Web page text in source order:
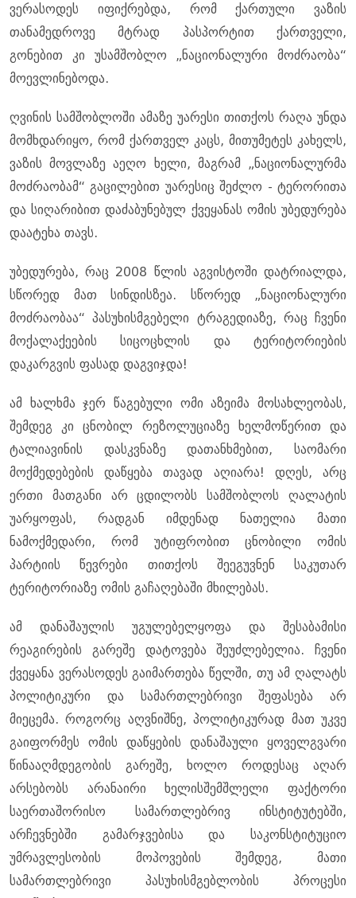
ვერასოდეს იფიქრებდა, რომ ქართული ვაზის
თანამედროვე მტრად პასპორტით ქართველი,
გონებით კი უსამშობლო „ნაციონალური მოძრაობა“
მოევლინებოდა.
ღვინის სამშობლოში ამაზე უარესი თითქოს რაღა უნდა
მომხდარიყო, რომ ქართველ კაცს, მითუმეტეს კახელს,
ვაზის მოვლაზე აეღო ხელი, მაგრამ „ნაციონალურმა
მოძრაობამ“ გაცილებით უარესიც შეძლო - ტერორითა
და სიღარიბით დაძაბუნებულ ქვეყანას ომის უბედურება
დაატეხა თავს.
უბედურება, რაც 2008 წლის აგვისტოში დატრიალდა,
სწორედ მათ სინდისზეა. სწორედ „ნაციონალური
მოძრაობაა“ პასუხისმგებელი ტრაგედიაზე, რაც ჩვენი
მოქალაქეების სიცოცხლის და ტერიტორიების
დაკარგვის ფასად დაგვიჯდა!
ამ ხალხმა ჯერ წაგებული ომი აზეიმა მოსახლეობას,
შემდეგ კი ცნობილ რეზოლუციაზე ხელმოწერით და
ტალიავინის დასკვნაზე დათანხმებით, საომარი
მოქმედებების დაწყება თავად აღიარა! დღეს, არც
ერთი მათგანი არ ცდილობს სამშობლოს ღალატის
უარყოფას, რადგან იმდენად ნათელია მათი
ნამოქმედარი, რომ უტიფრობით ცნობილი ომის
პარტიის წევრები თითქოს შეეგუვნენ საკუთარ
ტერიტორიაზე ომის გაჩაღებაში მხილებას.
ამ დანაშაულის უგულებელყოფა და შესაბამისი
რეაგირების გარეშე დატოვება შეუძლებელია. ჩვენი
ქვეყანა ვერასოდეს გაიმართება წელში, თუ ამ ღალატს
პოლიტიკური და სამართლებრივი შეფასება არ
მიეცემა. როგორც აღვნიშნე, პოლიტიკურად მათ უკვე
გაიფორმეს ომის დაწყების დანაშაული ყოველგვარი
წინააღმდეგობის გარეშე, ხოლო როდესაც აღარ
არსებობს არანაირი ხელისშემშლელი ფაქტორი
საერთაშორისო სამართლებრივ ინსტიტუტებში,
არჩევნებში გამარჯვებისა და საკონსტიტუციო
უმრავლესობის მოპოვების შემდეგ, მათი
სამართლებრივი პასუხისმგებლობის პროცესი